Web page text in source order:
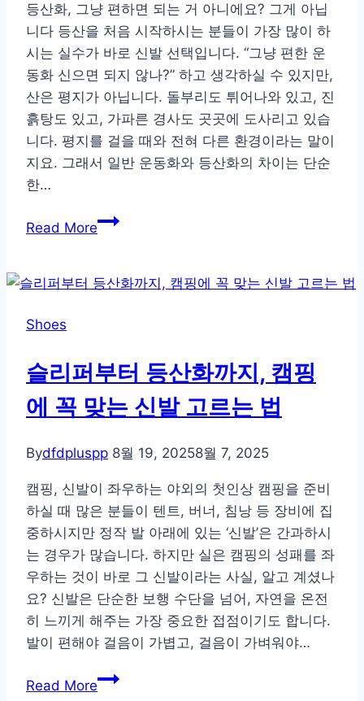
등산화, 그냥 편하면 되는 거 아니에요? 그게 아닙
니다 등산을 처음 시작하시는 분들이 가장 많이 하
시는 실수가 바로 신발 선택입니다. “그냥 편한 운
동화 신으면 되지 않나?” 하고 생각하실 수 있지만,
산은 평지가 아닙니다. 돌부리도 튀어나와 있고, 진
흙탕도 있고, 가파른 경사도 곳곳에 도사리고 있습
니다. 평지를 걸을 때와 전혀 다른 환경이라는 말이
지요. 그래서 일반 운동화와 등산화의 차이는 단순
한…
Read More처
에
전
에
꼭
아
야
할
등
산
화
고
르
기
이
Shoes
슬리퍼부터 등산화까지, 캠핑
에 꼭 맞는 신발 고르는 법
Bydfdpluspp 8월 19, 20258월 7, 2025
캠핑, 신발이 좌우하는 야외의 첫인상 캠핑을 준비
하실 때 많은 분들이 텐트, 버너, 침낭 등 장비에 집
중하시지만 정작 발 아래에 있는 ‘신발’은 간과하시
는 경우가 많습니다. 하지만 실은 캠핑의 성패를 좌
우하는 것이 바로 그 신발이라는 사실, 알고 계셨나
요? 신발은 단순한 보행 수단을 넘어, 자연을 온전
히 느끼게 해주는 가장 중요한 접점이기도 합니다.
발이 편해야 걸음이 가볍고, 걸음이 가벼워야…
Read More슬